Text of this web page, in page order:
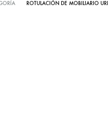
ROTULACIÓN DE MOBILIARIO